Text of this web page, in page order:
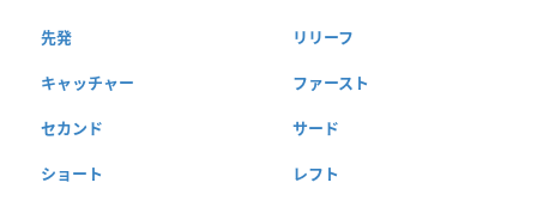
先発 リリーフ
キャッチャー ファースト
セカンド サード
ショート レフト